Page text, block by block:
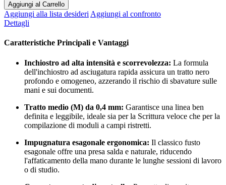
Aggiungi al Carrello
Aggiungi alla lista desideri Aggiungi al confronto
Dettagli
Caratteristiche Principali e Vantaggi
Inchiostro ad alta intensità e scorrevolezza: La formula
dell'inchiostro ad asciugatura rapida assicura un tratto nero
profondo e omogeneo, azzerando il rischio di sbavature sulle
mani e sui documenti.
Tratto medio (M) da 0,4 mm: Garantisce una linea ben
definita e leggibile, ideale sia per la Scrittura veloce che per la
compilazione di moduli a campi ristretti.
Impugnatura esagonale ergonomica: Il classico fusto
esagonale offre una presa salda e naturale, riducendo
l'affaticamento della mano durante le lunghe sessioni di lavoro
o di studio.